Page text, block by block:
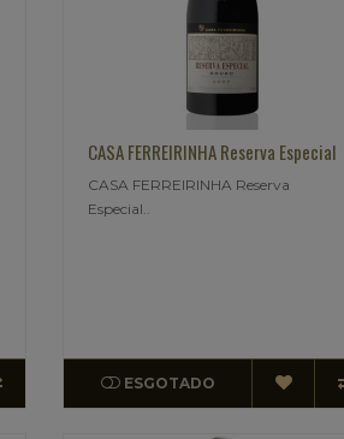
CASA FERREIRINHA Reserva Especial
CASA FERREIRINHA Reserva
Especial..
ESGOTADO